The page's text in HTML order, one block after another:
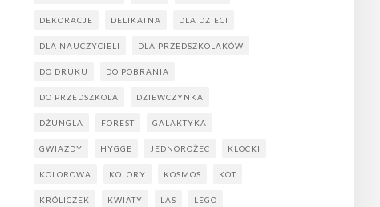
DEKORACJE DELIKATNA DLA DZIECI
DLA NAUCZYCIELI DLA PRZEDSZKOLAKÓW
DO DRUKU DO POBRANIA
DO PRZEDSZKOLA DZIEWCZYNKA
DŻUNGLA FOREST GALAKTYKA
GWIAZDY HYGGE JEDNOROŻEC KLOCKI
KOLOROWA KOLORY KOSMOS KOT
KRÓLICZEK KWIATY LAS LEGO